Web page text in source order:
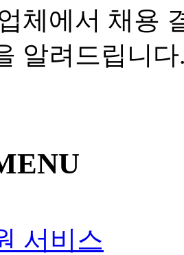
체에서 채용
알려드립니
서비스